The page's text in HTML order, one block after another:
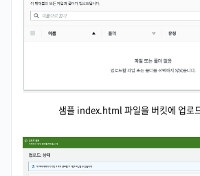
샘플 index.html 파일을 버킷에 업로